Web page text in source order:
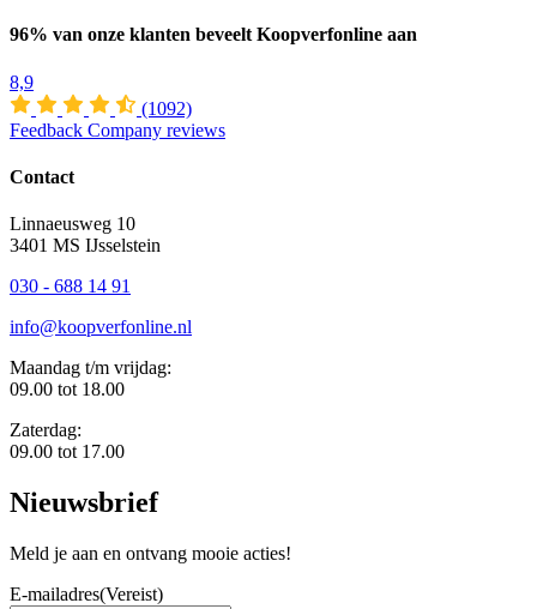
96% van onze klanten beveelt Koopverfonline aan
8,9
(1092)
Feedback Company reviews
Contact
Linnaeusweg 10
3401 MS IJsselstein
030 - 688 14 91
info@koopverfonline.nl
Maandag t/m vrijdag:
09.00 tot 18.00
Zaterdag:
09.00 tot 17.00
Nieuwsbrief
Meld je aan en ontvang mooie acties!
E-mailadres(Vereist)